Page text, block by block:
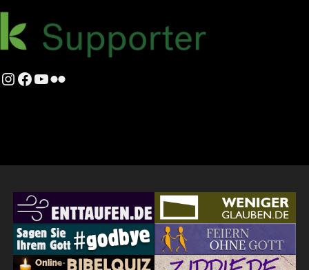
Instagram
Facebook
YouTube
Flickr